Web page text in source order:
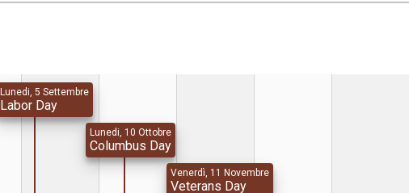
Lunedi, 5 Settembre
Labor Day
Lunedi, 10 Ottobre
Columbus Day
Venerdì, 11 Novembre
Veterans Day